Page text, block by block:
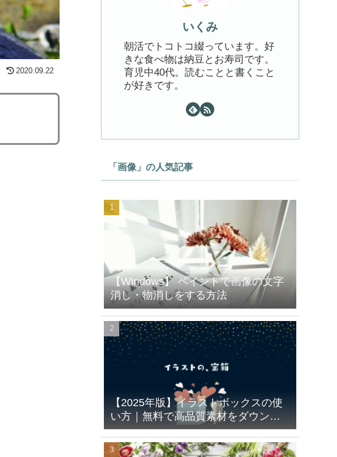
2020.09.22
いくみ
朝活でトコトコ綴っています。好
きな食べ物は納豆とお寿司です。
育児中40代。読むことと書くこと
が好きです。
「画像」の人気記事
【Windows】 ペイントで画像の文字
消し・物消しをする方法
【2025年版】イラストボックスの使
い方｜無料で高品質素材をダウンロ
ードする手順と注意点